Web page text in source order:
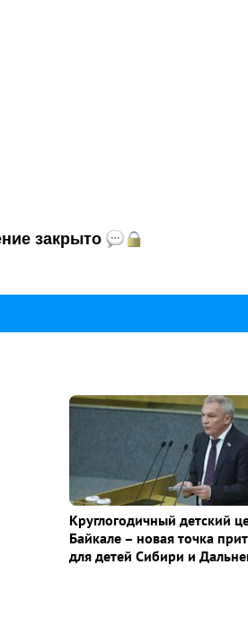
закрыто
Круглогодичный детский
Байкале – новая точка
для детей Сибири и